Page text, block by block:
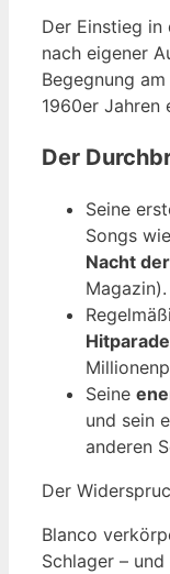
Der Einstieg in
nach eigener
Begegnung
1960er Jahren
Der
Seine
Songs wie
Nacht
Magazin).
Seine
und sein
anderen
Der
Blanco
Schlager –